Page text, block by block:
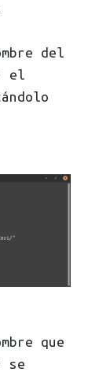
del
el
que
se